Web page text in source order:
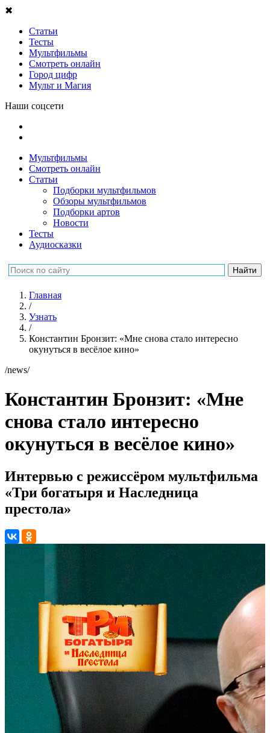
✖
Статьи
Тесты
Мультфильмы
Смотреть онлайн
Город цифр
Мульт и Магия
Наши соцсети
Мультфильмы
Смотреть онлайн
Статьи
Подборки мультфильмов
Обзоры мультфильмов
Подборки артов
Новости
Тесты
Аудиосказки
Главная
/
Узнать
/
Константин Бронзит: «Мне снова стало интересно
окунуться в весёлое кино»
/news/
Константин Бронзит: «Мне
снова стало интересно
окунуться в весёлое кино»
Интервью с режиссёром мультфильма
«Три богатыря и Наследница
престола»